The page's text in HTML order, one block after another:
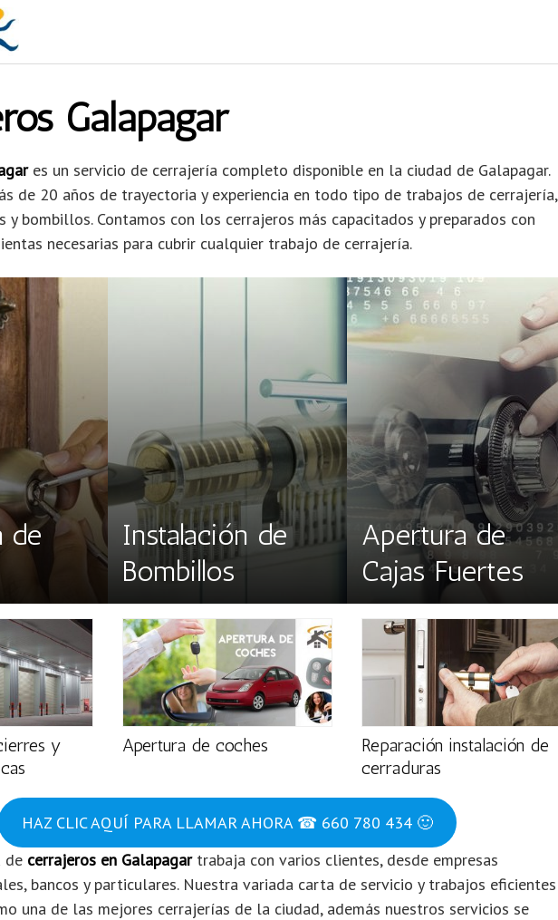
Galapagar
es un servicio de cerrajería completo disponible en la ciudad de Galapagar.
de 20 años de trayectoria y experiencia en todo tipo de trabajos de cerrajería,
y bombillos. Contamos con los cerrajeros más capacitados y preparados con
necesarias para cubrir cualquier trabajo de cerrajería.
de
Instalación de
Bombillos
Apertura de
Cajas Fuertes
y
Apertura de coches
Reparación instalación de
cerraduras
HAZ CLIC AQUÍ PARA LLAMAR AHORA ☎ 660 780 434 🙂
de cerrajeros en Galapagartrabaja con varios clientes, desde empresas
bancos y particulares. Nuestra variada carta de servicio y trabajos eficientes
una de las mejores cerrajerías de la ciudad, además nuestros servicios se